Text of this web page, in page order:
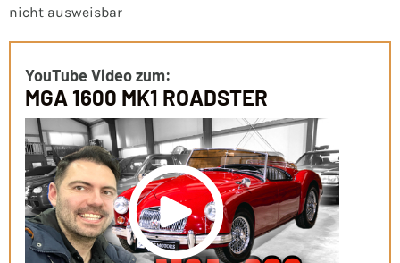
nicht ausweisbar
YouTube Video zum:
MGA 1600 MK1 ROADSTER